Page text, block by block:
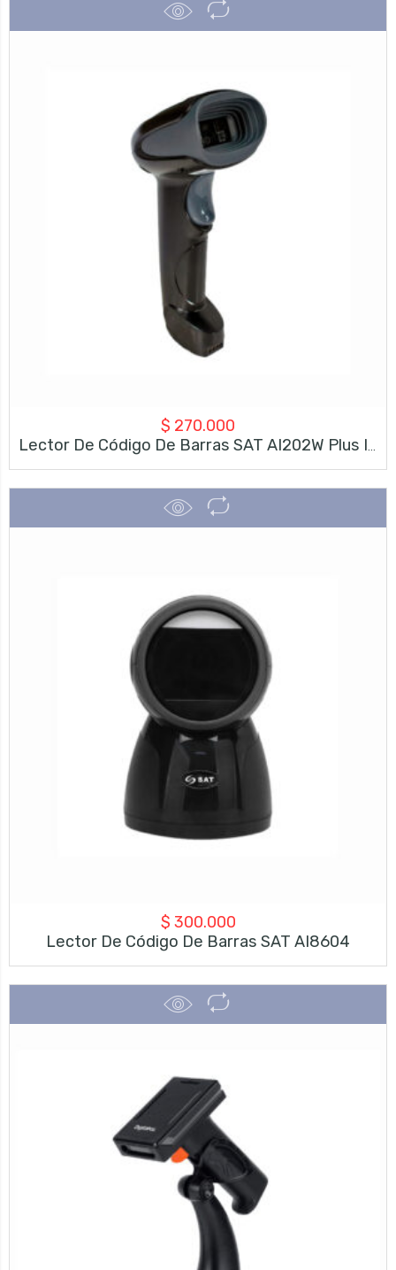
$ 270.000
$ 300.000
Lector De Código De Barras SAT AI8604